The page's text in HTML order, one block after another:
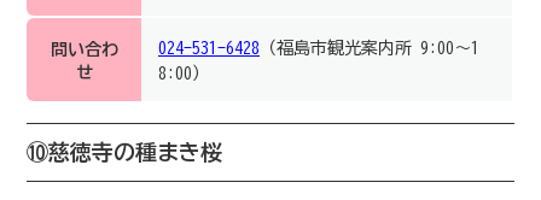
問い合わ
せ
024-531-6428 （福島市観光案内所 9:00～1
8:00）
⑩慈徳寺の種まき桜